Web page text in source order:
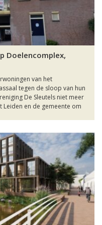
Doelencomplex,
van het
tegen de sloop van hun
De Sleutels niet meer
Leiden en de gemeente om